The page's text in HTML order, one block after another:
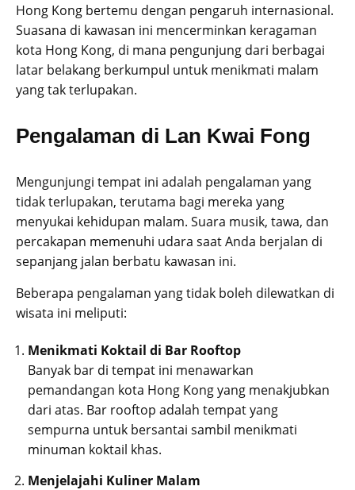
Hong Kong bertemu dengan pengaruh internasional.
Suasana di kawasan ini mencerminkan keragaman
kota Hong Kong, di mana pengunjung dari berbagai
latar belakang berkumpul untuk menikmati malam
yang tak terlupakan.
Pengalaman di Lan Kwai Fong
Mengunjungi tempat ini adalah pengalaman yang
tidak terlupakan, terutama bagi mereka yang
menyukai kehidupan malam. Suara musik, tawa, dan
percakapan memenuhi udara saat Anda berjalan di
sepanjang jalan berbatu kawasan ini.
Beberapa pengalaman yang tidak boleh dilewatkan di
wisata ini meliputi:
Menikmati Koktail di Bar Rooftop
Banyak bar di tempat ini menawarkan
pemandangan kota Hong Kong yang menakjubkan
dari atas. Bar rooftop adalah tempat yang
sempurna untuk bersantai sambil menikmati
minuman koktail khas.
Menjelajahi Kuliner Malam